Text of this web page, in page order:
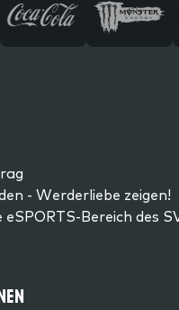
- Werderliebe zeigen!
Bereich des